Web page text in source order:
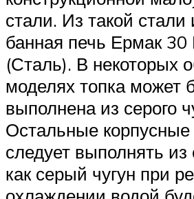
стали. Из такой стали
банная печь Ермак
(Сталь). В некоторых
моделях топка может
выполнена из серого
Остальные
следует выполнять из
как серый чугун при